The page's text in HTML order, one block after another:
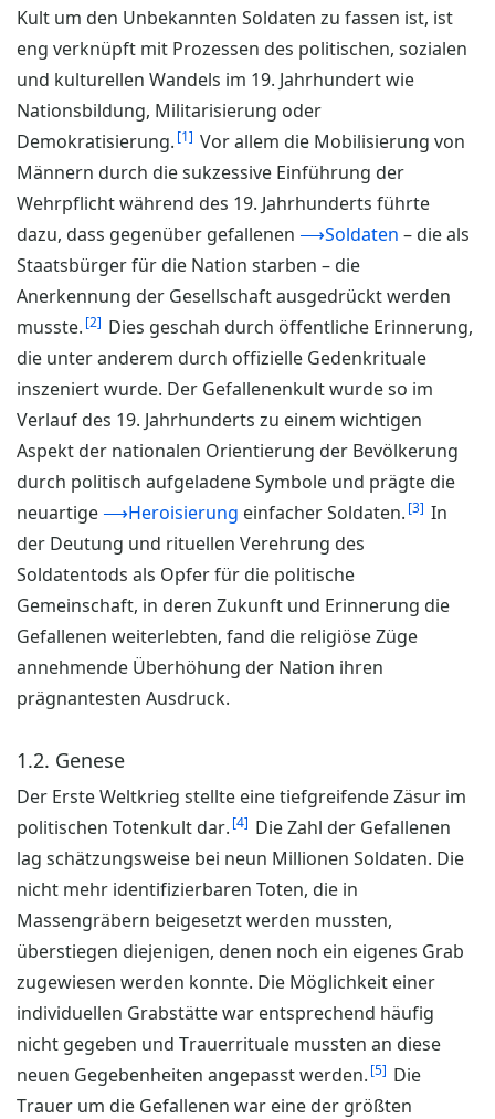
Kult um den Unbekannten Soldaten zu fassen ist, ist
eng verknüpft mit Prozessen des politischen, sozialen
und kulturellen Wandels im 19. Jahrhundert wie
Nationsbildung, Militarisierung oder
Demokratisierung. 1
Vor allem die Mobilisierung von
Männern durch die sukzessive Einführung der
Wehrpflicht während des 19. Jahrhunderts führte
dazu, dass gegenüber gefallenen ⟶Soldaten – die als
Staatsbürger für die Nation starben – die
Anerkennung der Gesellschaft ausgedrückt werden
musste. 2
Dies geschah durch öffentliche Erinnerung,
die unter anderem durch offizielle Gedenkrituale
inszeniert wurde. Der Gefallenenkult wurde so im
Verlauf des 19. Jahrhunderts zu einem wichtigen
Aspekt der nationalen Orientierung der Bevölkerung
durch politisch aufgeladene Symbole und prägte die
neuartige ⟶Heroisierung einfacher Soldaten. 3 In
der Deutung und rituellen Verehrung des
Soldatentods als Opfer für die politische
Gemeinschaft, in deren Zukunft und Erinnerung die
Gefallenen weiterlebten, fand die religiöse Züge
annehmende Überhöhung der Nation ihren
prägnantesten Ausdruck.
1.2. Genese
Der Erste Weltkrieg stellte eine tiefgreifende Zäsur im
politischen Totenkult dar. 4
Die Zahl der Gefallenen
lag schätzungsweise bei neun Millionen Soldaten. Die
nicht mehr identifizierbaren Toten, die in
Massengräbern beigesetzt werden mussten,
überstiegen diejenigen, denen noch ein eigenes Grab
zugewiesen werden konnte. Die Möglichkeit einer
individuellen Grabstätte war entsprechend häufig
nicht gegeben und Trauerrituale mussten an diese
neuen Gegebenheiten angepasst werden. 5
Die
Trauer um die Gefallenen war eine der größten